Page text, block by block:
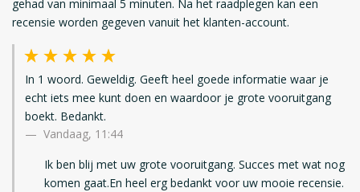
gehad van minimaal 5 minuten. Na het raadplegen kan een
recensie worden gegeven vanuit het klanten-account.
In 1 woord. Geweldig. Geeft heel goede informatie waar je
echt iets mee kunt doen en waardoor je grote vooruitgang
boekt. Bedankt.
Vandaag, 11:44
Ik ben blij met uw grote vooruitgang. Succes met wat nog
komen gaat.En heel erg bedankt voor uw mooie recensie.